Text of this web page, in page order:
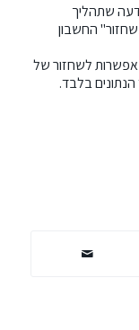
שתהליך
החשבון
לשחזור של
בלבד.